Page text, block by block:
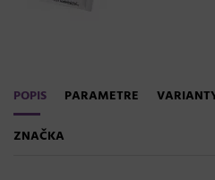
POPIS PARAMETRE
ZNAČKA